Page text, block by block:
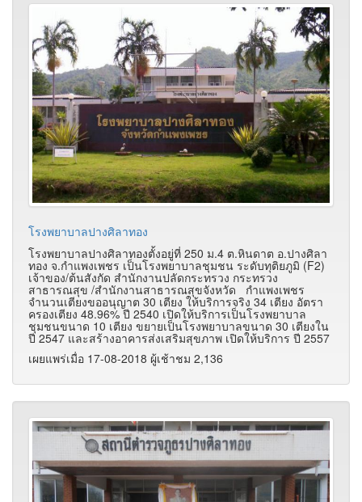
โรงพยาบาลปางศิลาทอง
โรงพยาบาลปางศิลาทองตั้งอยู่ที่ 250 ม.4 ต.หินดาต อ.ปางศิลา
ทอง จ.กำแพงเพชร เป็นโรงพยาบาลชุมชน ระดับทุติยภูมิ (F2)
เจ้าของ/ต้นสังกัด สำนักงานปลัดกระทรวง กระทรวง
สาธารณสุข /สำนักงานสาธารณสุขจังหวัด กำแพงเพชร
จำนวนเตียงขออนุญาต 30 เตียง ให้บริการจริง 34 เตียง อัตรา
ครองเตียง 48.96% ปี 2540 เปิดให้บริการเป็นโรงพยาบาล
ชุมชนขนาด 10 เตียง ขยายเป็นโรงพยาบาลขนาด 30 เตียงใน
ปี 2547 และสร้างอาคารส่งเสริมสุขภาพ เปิดให้บริการ ปี 2557
เผยแพร่เมื่อ 17-08-2018 ผู้เช้าชม 2,136